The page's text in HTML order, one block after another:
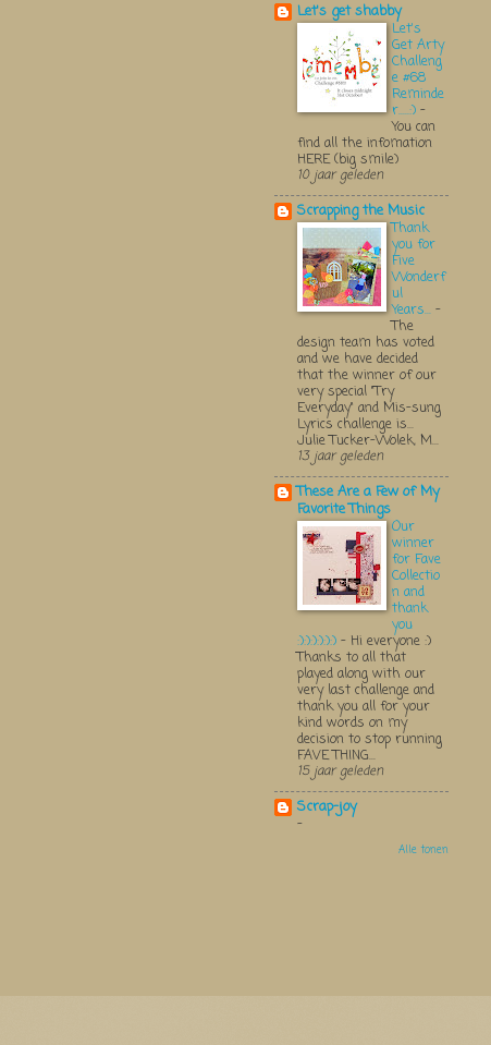
Let's get shabby
Let's
Get Arty
Challeng
e #68
Reminde
r.....:) -
You can
find all the infomation
HERE (big smile)
10 jaar geleden
Scrapping the Music
Thank
you for
Five
Wonderf
ul
Years... -
The
design team has voted
and we have decided
that the winner of our
very special "Try
Everyday" and Mis-sung
Lyrics challenge is...
Julie Tucker-Wolek, M...
13 jaar geleden
These Are a Few of My
Favorite Things
Our
winner
for Fave
Collectio
n and
thank
you
:):):):):):) - Hi everyone :)
Thanks to all that
played along with our
very last challenge and
thank you all for your
kind words on my
decision to stop running
FAVE THING...
15 jaar geleden
Scrap-joy
-
Alle tonen